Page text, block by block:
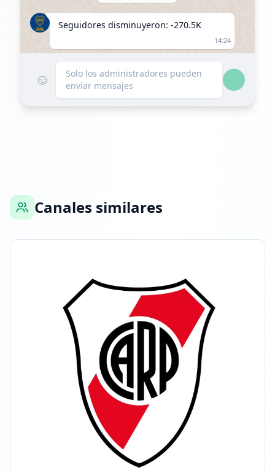
Seguidores disminuyeron: -270.5K
14:24
Alcanzó 0 seguidores
14:24
☺
Solo los administradores pueden
enviar mensajes
Canales similares